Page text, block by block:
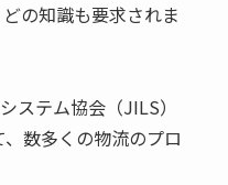
の知識も要求されま
ステム協会（JILS）
数多くの物流のプロ